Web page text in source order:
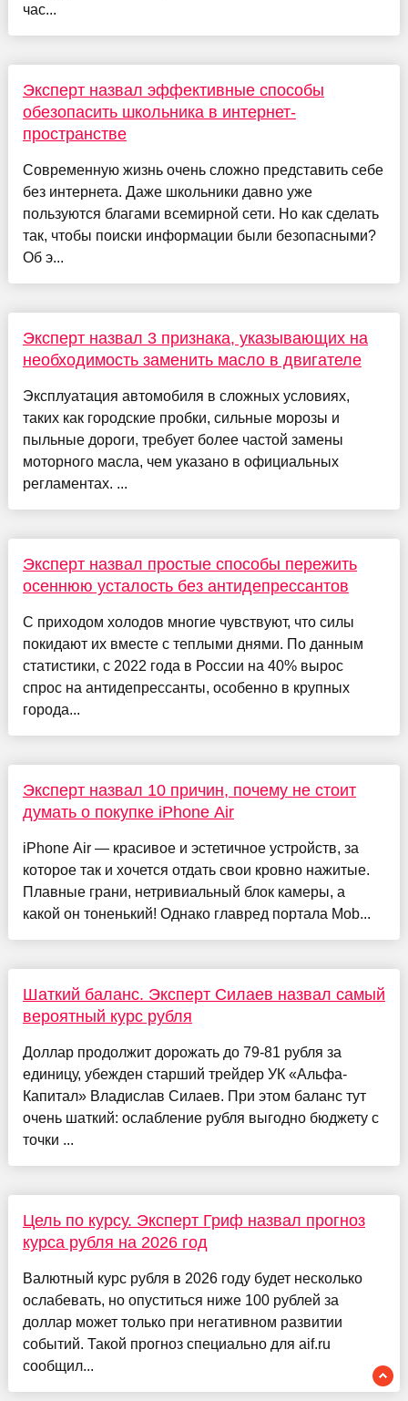
час...
Эксперт назвал эффективные способы
обезопасить школьника в интернет-
пространстве
Современную жизнь очень сложно представить себе
без интернета. Даже школьники давно уже
пользуются благами всемирной сети. Но как сделать
так, чтобы поиски информации были безопасными?
Об э...
Эксперт назвал 3 признака, указывающих на
необходимость заменить масло в двигателе
Эксплуатация автомобиля в сложных условиях,
таких как городские пробки, сильные морозы и
пыльные дороги, требует более частой замены
моторного масла, чем указано в официальных
регламентах. ...
Эксперт назвал простые способы пережить
осеннюю усталость без антидепрессантов
С приходом холодов многие чувствуют, что силы
покидают их вместе с теплыми днями. По данным
статистики, с 2022 года в России на 40% вырос
спрос на антидепрессанты, особенно в крупных
города...
Эксперт назвал 10 причин, почему не стоит
думать о покупке iPhone Air
iPhone Air — красивое и эстетичное устройств, за
которое так и хочется отдать свои кровно нажитые.
Плавные грани, нетривиальный блок камеры, а
какой он тоненький! Однако главред портала Mob...
Шаткий баланс. Эксперт Силаев назвал самый
вероятный курс рубля
Доллар продолжит дорожать до 79-81 рубля за
единицу, убежден старший трейдер УК «Альфа-
Капитал» Владислав Силаев. При этом баланс тут
очень шаткий: ослабление рубля выгодно бюджету с
точки ...
Цель по курсу. Эксперт Гриф назвал прогноз
курса рубля на 2026 год
Валютный курс рубля в 2026 году будет несколько
ослабевать, но опуститься ниже 100 рублей за
доллар может только при негативном развитии
событий. Такой прогноз специально для aif.ru
сообщил...